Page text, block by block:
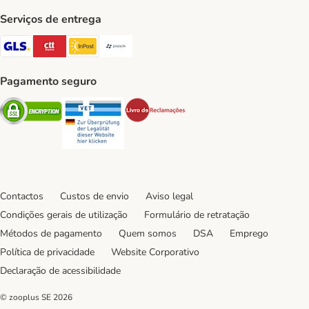
Serviços de entrega
GLS Shipping Method
CTTExpress Shipping Method
InPost Shipping Method
Pagamento seguro
Security Security
Contactos Custos de envio
Aviso legal
Condições gerais de utilização
Formulário de retratação
Métodos de pagamento
Quem somos DSA
Emprego
Política de privacidade
Website Corporativo
Declaração de acessibilidade
© zooplus SE 2026